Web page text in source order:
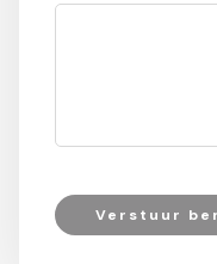
Verstuur